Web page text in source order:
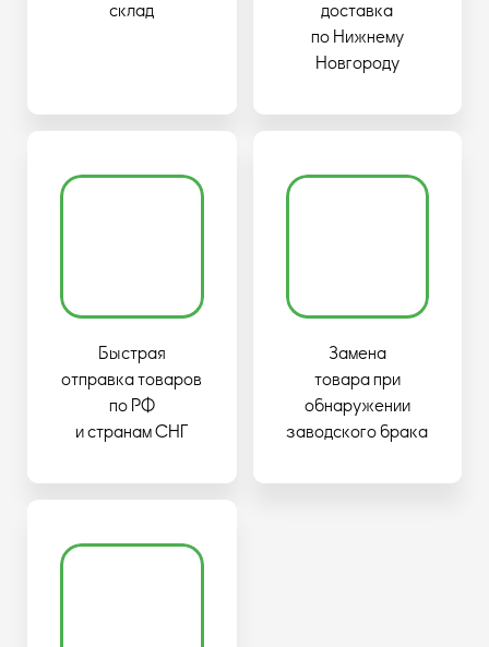
склад
доставка
по Нижнему
Новгороду
Быстрая
отправка товаров
по РФ
и странам СНГ
Замена
товара при
обнаружении
заводского брака